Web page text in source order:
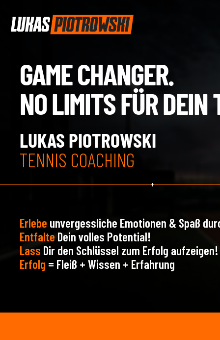
GAME CHANGER.
NO LIMITS FÜR DEIN
LUKAS PIOTROWSKI
TENNIS COACHING
Erlebe unvergessliche Emotionen & Spaß
Entfalte Dein volles Potential!
Lass Dir den Schlüssel zum Erfolg aufzeigen!
Erfolg = Fleiß + Wissen + Erfahrung